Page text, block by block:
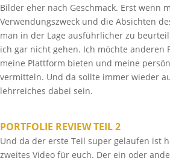
Bilder eher nach Geschmack. Erst wenn
Verwendungszweck und die Absichten
man in der Lage ausführlicher zu
ich gar nicht gehen. Ich möchte anderen
meine Plattform bieten und meine
vermitteln. Und da sollte immer wieder
lehrreiches dabei sein.
PORTFOLIE REVIEW TEIL 2
Und da der erste Teil super gelaufen ist
zweites Video für euch. Der ein oder